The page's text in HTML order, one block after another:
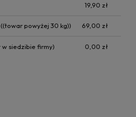
19,90 zł
((towar powyżej 30 kg)) 69,00 zł
siedzibie firmy) 0,00 zł